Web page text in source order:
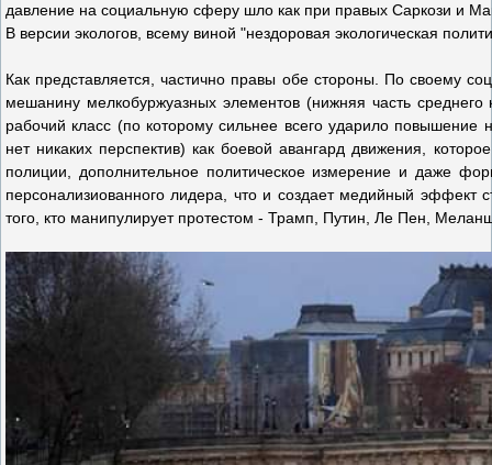
давление на социальную сферу шло как при правых Саркози и
В версии экологов, всему виной "нездоровая экологическая
Как представляется, частично правы обе стороны. По своему
мешанину мелкобуржуазных элементов (нижняя часть
рабочий класс (по которому сильнее всего ударило
нет никаких перспектив) как боевой авангард движения,
полиции, дополнительное политическое измерение и даже
персонализиованного лидера, что и создает медийный эффект
того, кто манипулирует протестом - Трамп, Путин, Ле Пен,